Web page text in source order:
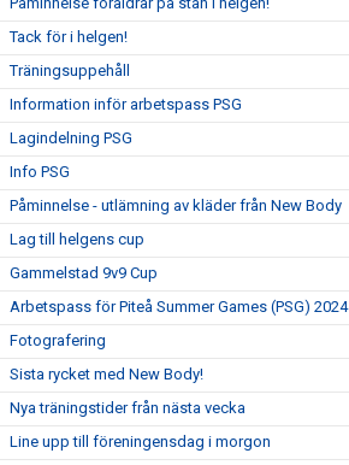
Tack för i helgen!
Träningsuppehåll
Information inför arbetspass PSG
Lagindelning PSG
Info PSG
Påminnelse - utlämning av kläder från New Body
Lag till helgens cup
Gammelstad 9v9 Cup
Arbetspass för Piteå Summer Games (PSG) 2024
Fotografering
Sista rycket med New Body!
Nya träningstider från nästa vecka
Line upp till föreningensdag i morgon